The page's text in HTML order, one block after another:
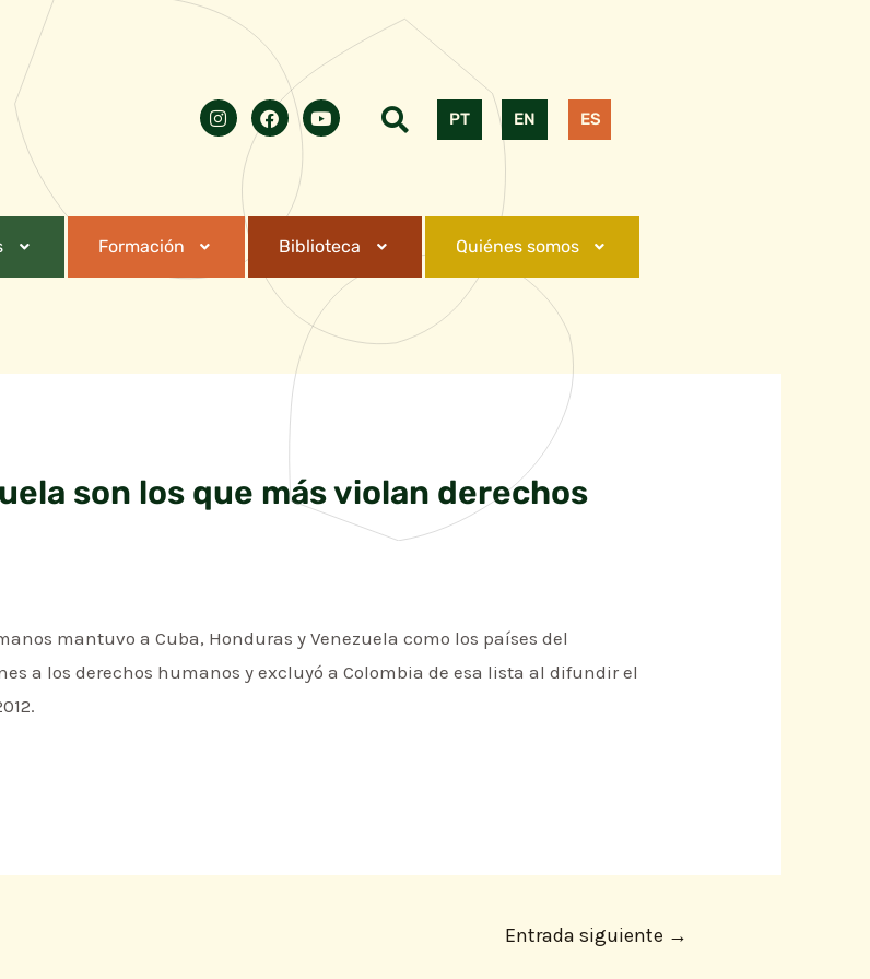
PT EN ES
Formación Biblioteca Quiénes somos
son los que más violan derechos
mantuvo a Cuba, Honduras y Venezuela como los países del
a los derechos humanos y excluyó a Colombia de esa lista al difundir el
Entrada siguiente →